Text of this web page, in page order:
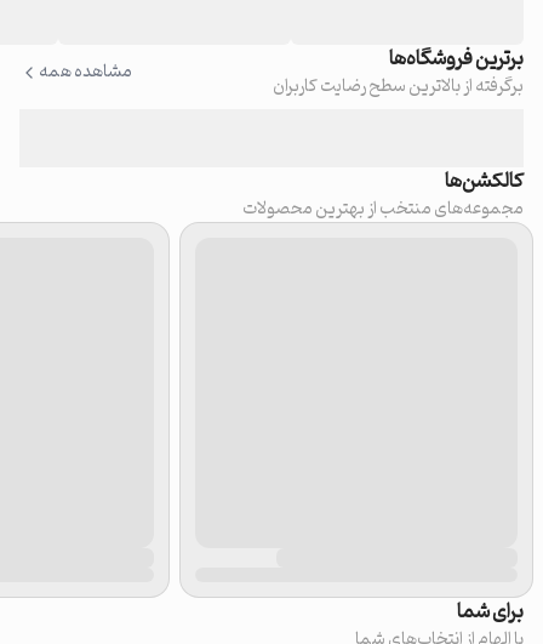
برترین فروشگاه‌ها
برگرفته از بالاترین سطح رضایت کاربران
مشاهده همه
کالکشن‌ها
مجموعه‌های منتخب از بهترین محصولات
برای شما